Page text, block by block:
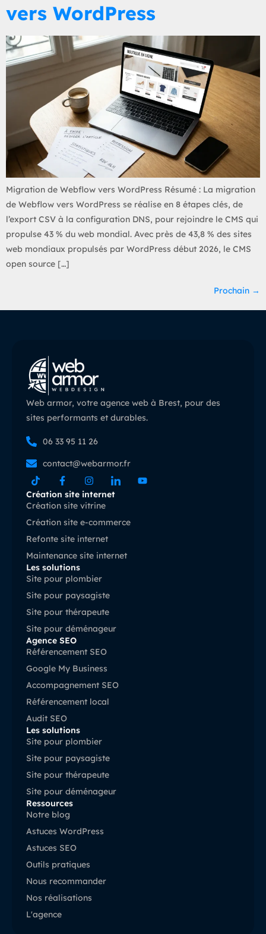
vers WordPress
Migration de Webflow vers WordPress Résumé : La migration
de Webflow vers WordPress se réalise en 8 étapes clés, de
l’export CSV à la configuration DNS, pour rejoindre le CMS qui
propulse 43 % du web mondial. Avec près de 43,8 % des sites
web mondiaux propulsés par WordPress début 2026, le CMS
open source […]
Prochain →
Web armor, votre agence web à Brest, pour des
sites performants et durables.
06 33 95 11 26
contact@webarmor.fr
Création site internet
Création site vitrine
Création site e-commerce
Refonte site internet
Maintenance site internet
Les solutions
Site pour plombier
Site pour paysagiste
Site pour thérapeute
Site pour déménageur
Agence SEO
Référencement SEO
Google My Business
Accompagnement SEO
Référencement local
Audit SEO
Les solutions
Site pour plombier
Site pour paysagiste
Site pour thérapeute
Site pour déménageur
Ressources
Notre blog
Astuces WordPress
Astuces SEO
Outils pratiques
Nous recommander
Nos réalisations
L'agence